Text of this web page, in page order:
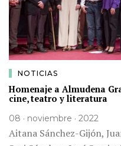
NOTICIAS
Homenaje a Almudena
cine, teatro y literatura
08 · noviembre · 2022
Aitana Sánchez-Gijón,